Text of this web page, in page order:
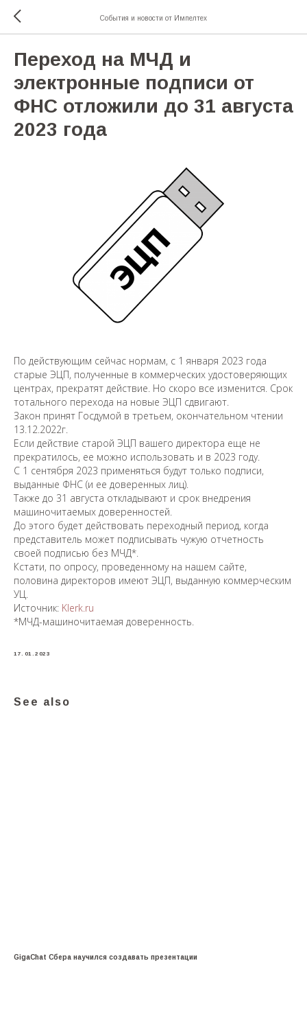
События и новости от Импелтех
Переход на МЧД и
электронные подписи от
ФНС отложили до 31 августа
2023 года
По действующим сейчас нормам, с 1 января 2023 года
старые ЭЦП, полученные в коммерческих удостоверяющих
центрах, прекратят действие. Но скоро все изменится. Срок
тотального перехода на новые ЭЦП сдвигают.
Закон принят Госдумой в третьем, окончательном чтении
13.12.2022г.
Если действие старой ЭЦП вашего директора еще не
прекратилось, ее можно использовать и в 2023 году.
С 1 сентября 2023 применяться будут только подписи,
выданные ФНС (и ее доверенных лиц).
Также до 31 августа откладывают и срок внедрения
машиночитаемых доверенностей.
До этого будет действовать переходный период, когда
представитель может подписывать чужую отчетность
своей подписью без МЧД*.
Кстати, по опросу, проведенному на нашем сайте,
половина директоров имеют ЭЦП, выданную коммерческим
УЦ.
Источник: Klerk.ru
*МЧД-машиночитаемая доверенность.
17.01.2023
See also
GigaChat Сбера научился создавать презентации